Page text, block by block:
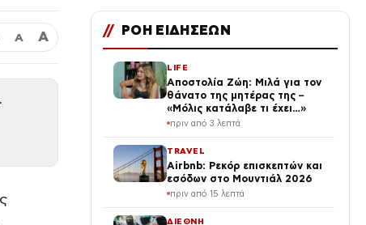
Α Α // ΡΟΗ ΕΙΔΗΣΕΩΝ
LIFE
Αποστολία Ζώη: Μιλά για τον
θάνατο της μητέρας της –
«Μόλις κατάλαβε τι έχει…»
πριν από 3 λεπτά
TRAVEL
Airbnb: Ρεκόρ επισκεπτών και
εσόδων στο Μουντιάλ 2026
πριν από 15 λεπτά
ΔΙΕΘΝΗ